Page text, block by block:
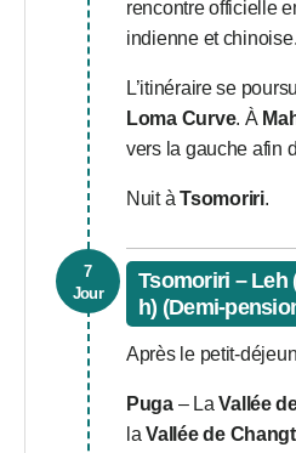
rencontre officielle
indienne et chinoise.
L’itinéraire se
Loma Curve. À
vers la gauche afin
Nuit àTsomoriri.
7
Jour
Tsomoriri – Leh
h) (Demi-
Après le petit-
Puga– LaVallée
laVallée de